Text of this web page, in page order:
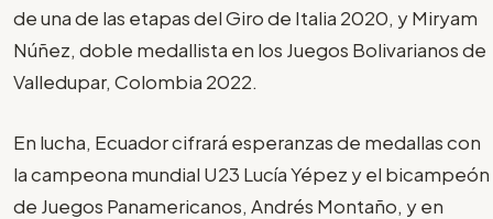
de una de las etapas del Giro de Italia 2020, y Miryam
Núñez, doble medallista en los Juegos Bolivarianos de
Valledupar, Colombia 2022.
En lucha, Ecuador cifrará esperanzas de medallas con
la campeona mundial U23 Lucía Yépez y el bicampeón
de Juegos Panamericanos, Andrés Montaño, y en